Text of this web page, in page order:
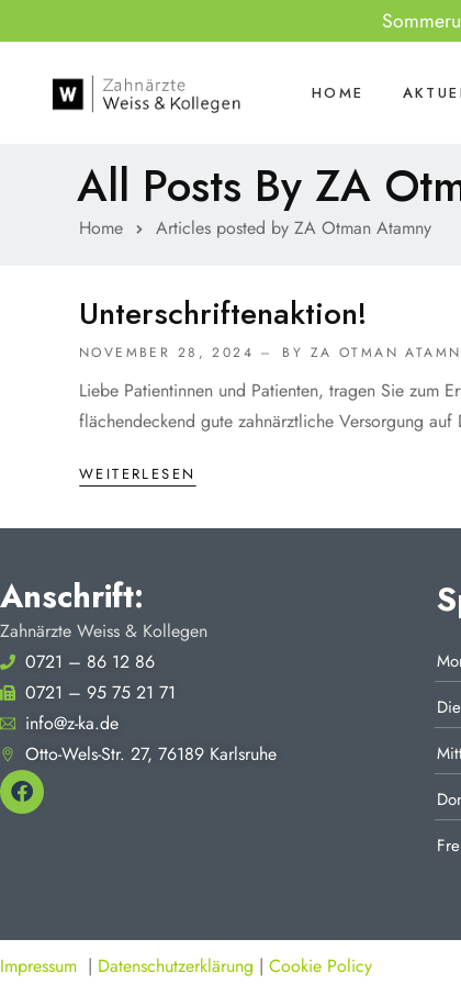
HOME
All Posts By ZA
Home Articles posted by ZA Otman Atamny
Unterschriftenaktion!
NOVEMBER 28, 2024 BY ZA OTMAN
Liebe Patientinnen und Patienten, tragen Sie zum
flächendeckend gute zahnärztliche Versorgung
WEITERLESEN
Anschrift:
Zahnärzte Weiss & Kollegen
0721 – 86 12 86
0721 – 95 75 21 71
info@z-ka.de
Otto-Wels-Str. 27, 76189 Karlsruhe
Impressum | Datenschutzerklärung | Cookie Policy